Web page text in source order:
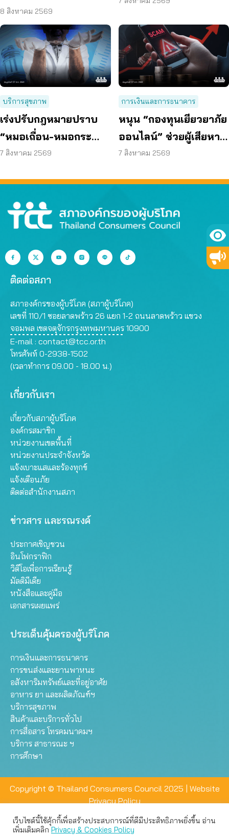
ชัดเจน
8 สิงหาคม 2569
บริการสุขภาพ
เร่งปรับกฎหมายปราบ
“หมอเถื่อน-หมอกระ
เป๋า” ผ่า-ฉีด-จ่ายยา ไม่มี
7 สิงหาคม 2569
การเงินและการธนาคาร
หนุน “กองทุนเยียวยาภัย
ออนไลน์” ช่วยผู้เสียหาย
ตั้งหลักได้ รวดเร็ว ทัน
7 สิงหาคม 2569
ติดต่อสภา
สภาองค์กรของผู้บริโภค (สภาผู้บริโภค)
เลขที่ 110/1 ซอยลาดพร้าว 26 แยก 1-2 ถนนลาดพร้าว แขวง
จอมพล เขตจตุจักรกรุงเทพมหานคร 10900
E-mail : contact@tcc.or.th
โทรศัพท์ 0-2938-1502
(เวลาทำการ 09.00 - 18.00 น.)
เกี่ยวกับเรา
เกี่ยวกับสภาผู้บริโภค
องค์กรสมาชิก
หน่วยงานเขตพื้นที่
หน่วยงานประจำจังหวัด
แจ้งเบาะแสและร้องทุกข์
แจ้งเตือนภัย
ติดต่อสำนักงานสภา
ข่าวสาร และรณรงค์
ประกาศเชิญชวน
อินโฟกราฟิก
วิดีโอเพื่อการเรียนรู้
มัลติมีเดีย
หนังสือและคู่มือ
เอกสารเผยแพร่
ประเด็นคุ้มครองผู้บริโภค
การเงินและการธนาคาร
การขนส่งและยานพาหนะ
อสังหาริมทรัพย์และที่อยู่อาศัย
อาหาร ยา และผลิตภัณฑ์ฯ
บริการสุขภาพ
สินค้าและบริการทั่วไป
การสื่อสาร โทรคมนาคมฯ
บริการ สาธารณะ ฯ
การศึกษา
Copyright © Thailand Consumers Council 2025 | Website
Privacy Policy
เว็บไซต์นี้ใช้คุ้กกี้เพื่อสร้างประสบการณ์ที่ดีมีประสิทธิภาพยิ่งขึ้น อ่าน
เพิ่มเติมคลิกPrivacy & Cookies Policy
เว็บไซต์นี้ใช้คุกกี้เพื่อมอบประสบการณ์การใช้งานที่ดีให้แก่ท่าน คุณ